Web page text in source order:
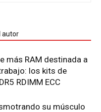
autor
más RAM destinada a
los kits de
RDIMM ECC
su músculo